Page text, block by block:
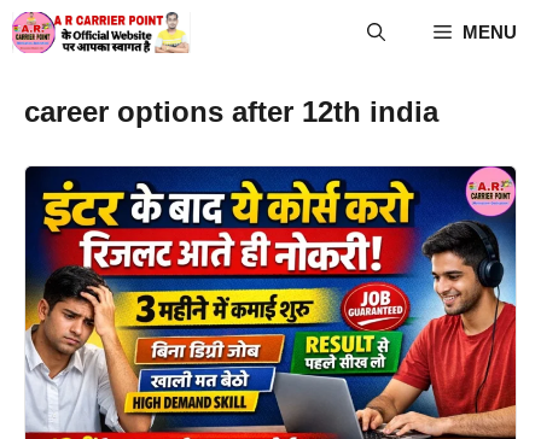
Skip
to
MENU
career options after 12th india